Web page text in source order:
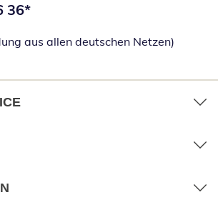
36*
aus allen deutschen Netzen)